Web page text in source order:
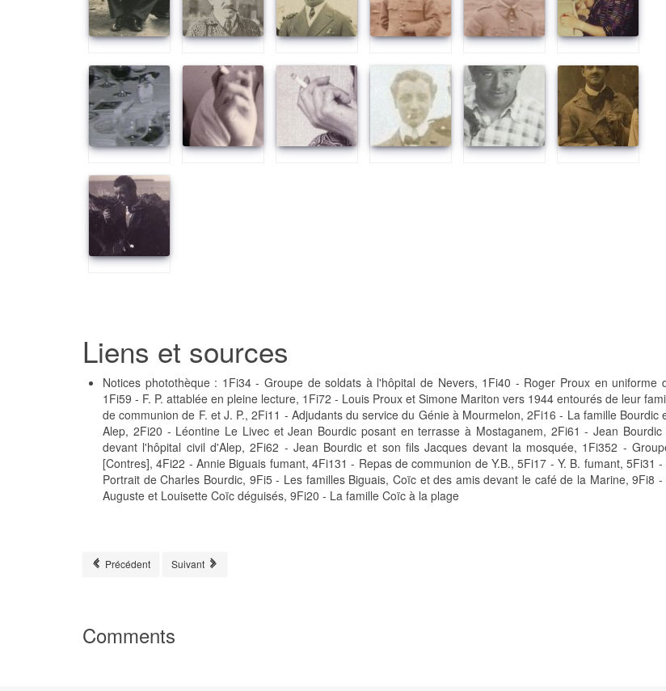
Liens et sources
Notices photothèque : 1Fi34 - Groupe de soldats à l'hôpital de Nevers, 1Fi40 - Roger Proux en uniforme
1Fi59 - F. P. attablée en pleine lecture, 1Fi72 - Louis Proux et Simone Mariton vers 1944 entourés de leur
de communion de F. et J. P., 2Fi11 - Adjudants du service du Génie à Mourmelon, 2Fi16 - La famille Bourdic
Alep, 2Fi20 - Léontine Le Livec et Jean Bourdic posant en terrasse à Mostaganem, 2Fi61 - Jean
devant l'hôpital civil d'Alep, 2Fi62 - Jean Bourdic et son fils Jacques devant la mosquée, 1Fi352 -
[Contres], 4Fi22 - Annie Biguais fumant, 4Fi131 - Repas de communion de Y.B., 5Fi17 - Y. B. fumant, 5Fi31
Portrait de Charles Bourdic, 9Fi5 - Les familles Biguais, Coïc et des amis devant le café de la Marine, 9Fi8
Auguste et Louisette Coïc déguisés, 9Fi20 - La famille Coïc à la plage
Article précédent : #ChallengeAZ - Boire
Précédent Article suivant : #ChallengeAZ - Derrière
Suivant
Comments